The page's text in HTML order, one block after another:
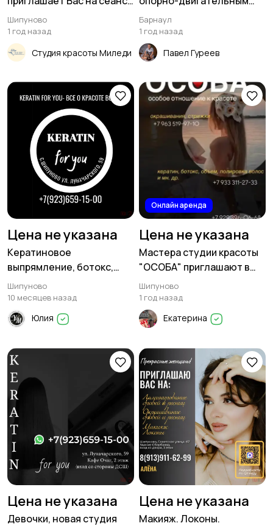
красоты и здоровья
Шипуново
1 год назад
Студия красоты Миледи
аппаратом
Барнаул
1 год назад
Павел Гуреев
Цена не указана
Кератиновое
выпрямление, ботокс,
нанопластика, пилинг,
холодное
восстановление, пирсинг
волос
Шипуново
10 месяцев назад
Юлия
Онлайн аренда
Цена не указана
Мастера студии красоты
"ОСОБА" приглашают в
гости!
Шипуново
1 год назад
Екатерина
Цена не указана
Девочки, новая студия
Цена не указана
Макияж. Локоны.